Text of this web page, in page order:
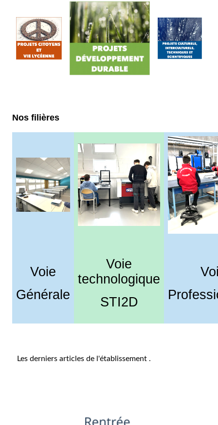
Nos filières
Voie
Générale
Voie
technologique
STI2D
Les derniers articles de l'établissement .